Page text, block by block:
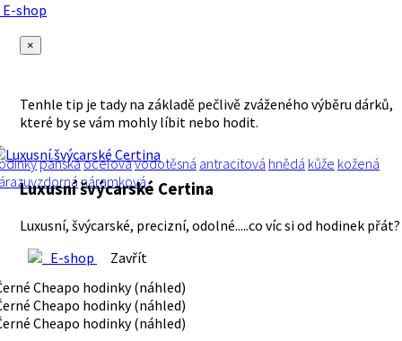
shop
×
Tenhle tip je tady na základě pečlivě zváženého výběru dárků,
které by se vám mohly líbit nebo hodit.
pánskáocelovávodotěsná antracitová hnědá kůže kožená
náramková
Luxusní švýcarské Certina
Luxusní, švýcarské, precizní, odolné.....co víc si od hodinek přát?
E-shop
Zavřít